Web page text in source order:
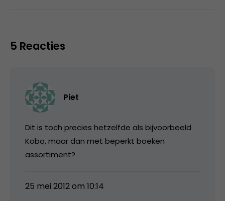
5 Reacties
Piet
Dit is toch precies hetzelfde als bijvoorbeeld
Kobo, maar dan met beperkt boeken
assortiment?
25 mei 2012 om 10:14